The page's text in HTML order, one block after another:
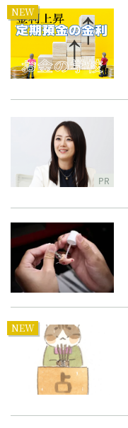
NEW
PR
NEW